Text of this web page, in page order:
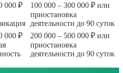
000 ₽
100 000 – 300 000 ₽ или
приостановка
деятельности до 90 суток
000 ₽
200 000 – 500 000 ₽ или
приостановка
деятельности до 90 суток